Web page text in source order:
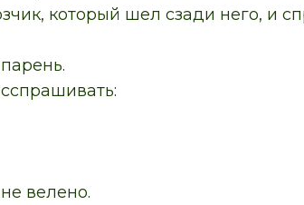
который шел сзади него, и
велено.